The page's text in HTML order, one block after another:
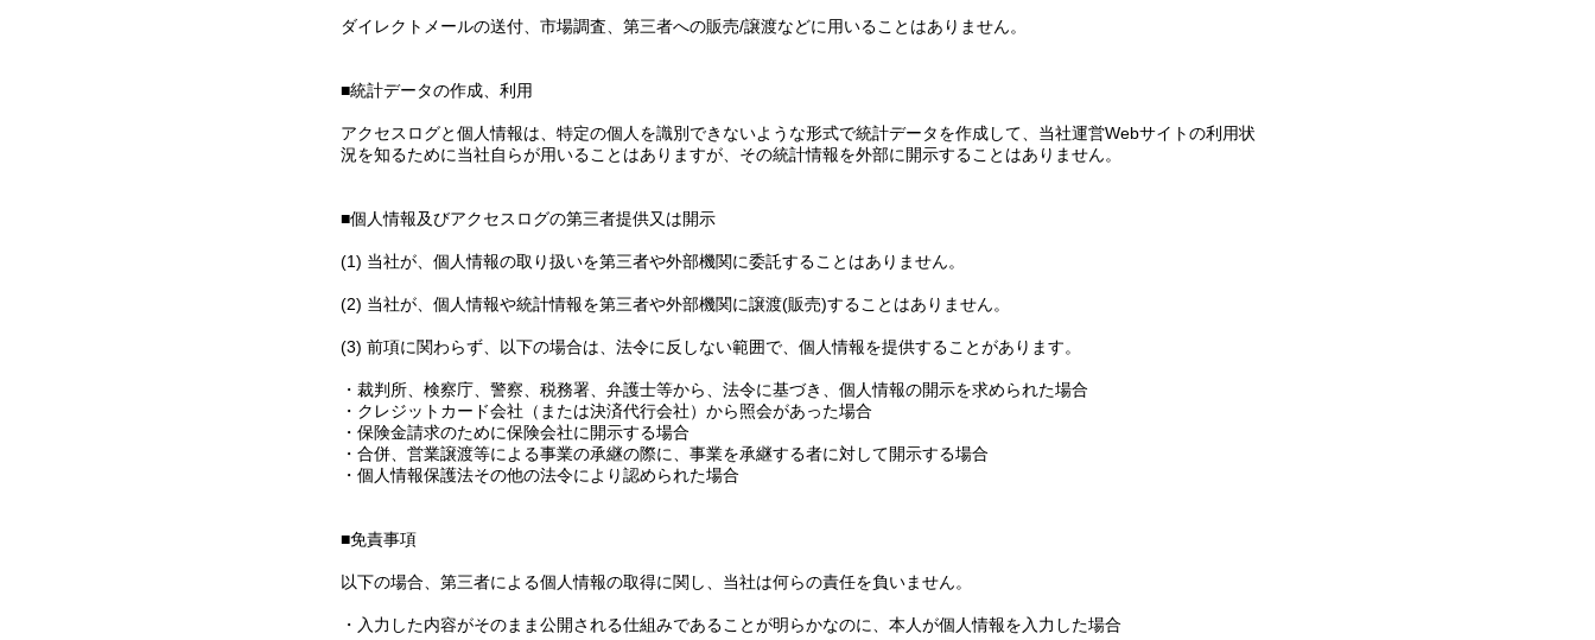
ダイレクトメールの送付、市場調査、第三者への販売/譲渡などに用いることはありません。
■統計データの作成、利用
アクセスログと個人情報は、特定の個人を識別できないような形式で統計データを作成して、当社運営Webサイトの利用状
況を知るために当社自らが用いることはありますが、その統計情報を外部に開示することはありません。
■個人情報及びアクセスログの第三者提供又は開示
(1) 当社が、個人情報の取り扱いを第三者や外部機関に委託することはありません。
(2) 当社が、個人情報や統計情報を第三者や外部機関に譲渡(販売)することはありません。
(3) 前項に関わらず、以下の場合は、法令に反しない範囲で、個人情報を提供することがあります。
・裁判所、検察庁、警察、税務署、弁護士等から、法令に基づき、個人情報の開示を求められた場合
・クレジットカード会社（または決済代行会社）から照会があった場合
・保険金請求のために保険会社に開示する場合
・合併、営業譲渡等による事業の承継の際に、事業を承継する者に対して開示する場合
・個人情報保護法その他の法令により認められた場合
■免責事項
以下の場合、第三者による個人情報の取得に関し、当社は何らの責任を負いません。
・入力した内容がそのまま公開される仕組みであることが明らかなのに、本人が個人情報を入力した場合